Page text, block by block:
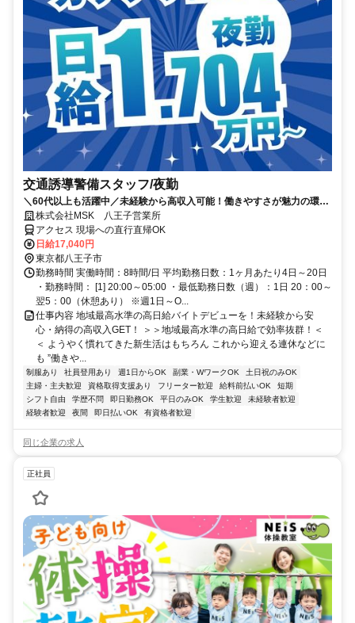
交通誘導警備スタッフ/夜勤
＼60代以上も活躍中／未経験から高収入可能！働きやすさが魅力の環境
で警備員デビューをしませんか！【月収34万円以上可能！日払いも
OK！】勤務3日前迄シフト申請が可能です！週1日～・短期もOK！あな
たのライフスタイルに合わせてお仕事しませんか！未経験者大歓迎！年
代幅広く活躍しています。
株式会社MSK 八王子営業所
アクセス 現場への直行直帰OK
日給17,040円
東京都八王子市
勤務時間 実働時間：8時間/日 平均勤務日数：1ヶ月あたり4日～20日
・勤務時間： [1] 20:00～05:00 ・最低勤務日数（週）：1日 20：00～
翌5：00（休憩あり） ※週1日～O...
仕事内容 地域最高水準の高日給バイトデビューを！未経験から安
心・納得の高収入GET！ ＞＞地域最高水準の高日給で効率抜群！＜
＜ ようやく慣れてきた新生活はもちろん これから迎える連休などに
も ”働きや...
制服あり 社員登用あり 週1日からOK 副業・WワークOK
土日祝のみOK
主婦・主夫歓迎
資格取得支援あり フリーター歓迎 給料前払いOK
短期
シフト自由
学歴不問 即日勤務OK 平日のみOK 学生歓迎
未経験者歓迎
経験者歓迎
夜間 即日払いOK 有資格者歓迎
同じ企業の求人
正社員